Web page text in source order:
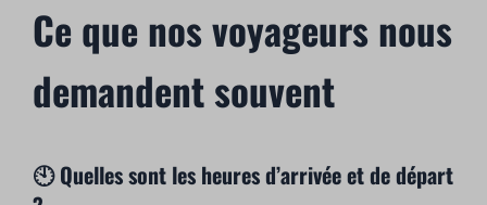
Ce que nos voyageurs nous
demandent souvent
🕙 Quelles sont les heures d’arrivée et de départ